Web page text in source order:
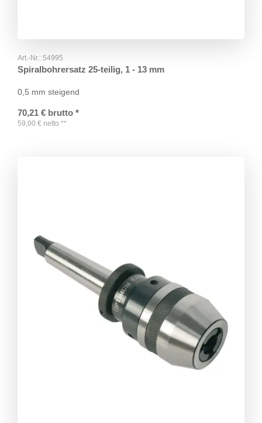
Art.-Nr.: 54995
Spiralbohrersatz 25-teilig, 1 - 13 mm
0,5 mm steigend
70,21 € brutto *
59,00 € netto **